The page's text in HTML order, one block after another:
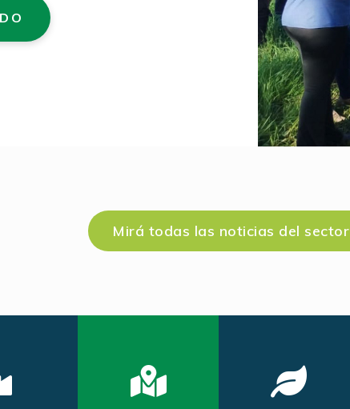
Mirá todas las noticias del sector